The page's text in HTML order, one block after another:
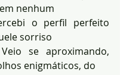
nenhum
o perfil perfeito
sorriso
se aproximando,
enigmáticos, do